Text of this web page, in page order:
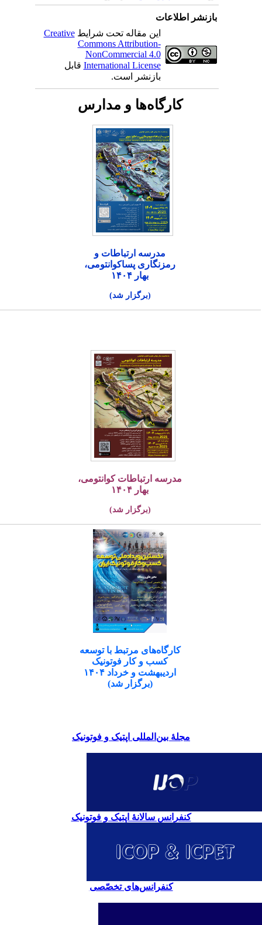
بازنشر اطلاعات
این مقاله تحت شرایطCreative
Commons Attribution-
NonCommercial 4.0
International Licenseقابل
بازنشر است.
کارگاه‌ها و مدارس
مدرسه ارتباطات و
رمزنگاری پساکوانتومی،
بهار ۱۴۰۴
(برگزار شد)
مدرسه ارتباطات کوانتومی،
بهار ۱۴۰۴
(برگزار شد)
کارگاه‌های مرتبط با توسعه
کسب و کار فوتونیک
اردیبهشت و خرداد ۱۴۰۴
(برگزار شد)
مجلۀ بین‌المللی اپتیک و فوتونیک
کنفرانس سالانۀ اپتیک و فوتونیک
کنفرانس‌های تخصّصی